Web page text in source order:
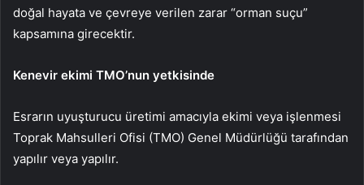
doğal hayata ve çevreye verilen zarar “orman suçu”
kapsamına girecektir.
Kenevir ekimi TMO’nun yetkisinde
Esrarın uyuşturucu üretimi amacıyla ekimi veya işlenmesi
Toprak Mahsulleri Ofisi (TMO) Genel Müdürlüğü tarafından
yapılır veya yapılır.